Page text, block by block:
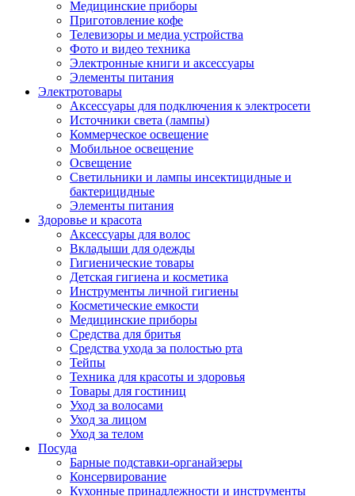
Медицинские приборы
Приготовление кофе
Телевизоры и медиа устройства
Фото и видео техника
Электронные книги и аксессуары
Элементы питания
Электротовары
Аксессуары для подключения к электросети
Источники света (лампы)
Коммерческое освещение
Мобильное освещение
Освещение
Светильники и лампы инсектицидные и
бактерицидные
Элементы питания
Здоровье и красота
Аксессуары для волос
Вкладыши для одежды
Гигиенические товары
Детская гигиена и косметика
Инструменты личной гигиены
Косметические емкости
Медицинские приборы
Средства для бритья
Средства ухода за полостью рта
Тейпы
Техника для красоты и здоровья
Товары для гостиниц
Уход за волосами
Уход за лицом
Уход за телом
Посуда
Барные подставки-органайзеры
Консервирование
Кухонные принадлежности и инструменты